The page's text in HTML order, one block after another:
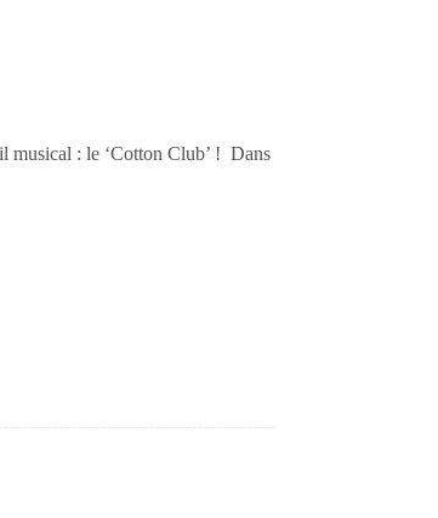
musical : le ‘Cotton Club’ ! Dans